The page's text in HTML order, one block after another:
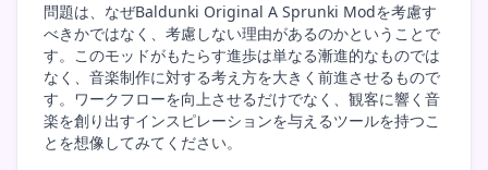
問題は、なぜBaldunki Original A Sprunki Modを考慮す
べきかではなく、考慮しない理由があるのかということで
す。このモッドがもたらす進歩は単なる漸進的なものでは
なく、音楽制作に対する考え方を大きく前進させるもので
す。ワークフローを向上させるだけでなく、観客に響く音
楽を創り出すインスピレーションを与えるツールを持つこ
とを想像してみてください。